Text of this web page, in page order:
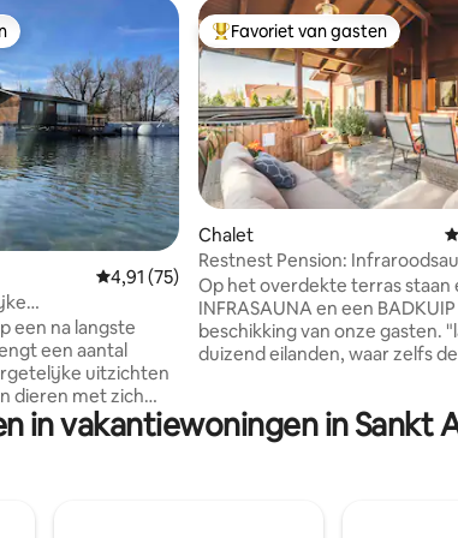
op 5, 68 recensies
Gemiddelde beoordeling van 4,91 op 5, 75
4,91 (75)
een na langste
een aantal
uitzichten
dieren met zich
zo zijn details
hele jaar door
Topfavoriet van gasten
Favoriet van gasten
Chalet
Restnest Pension:
kuipbad
Op het overdekte terras staan
INFRASAUNA en een
beschikking van onze gasten. "land van
duizend eilanden, waar zelfs
actieve recreatie. Het huis met
airconditioning is goed
in vakantiewoningen in Sankt